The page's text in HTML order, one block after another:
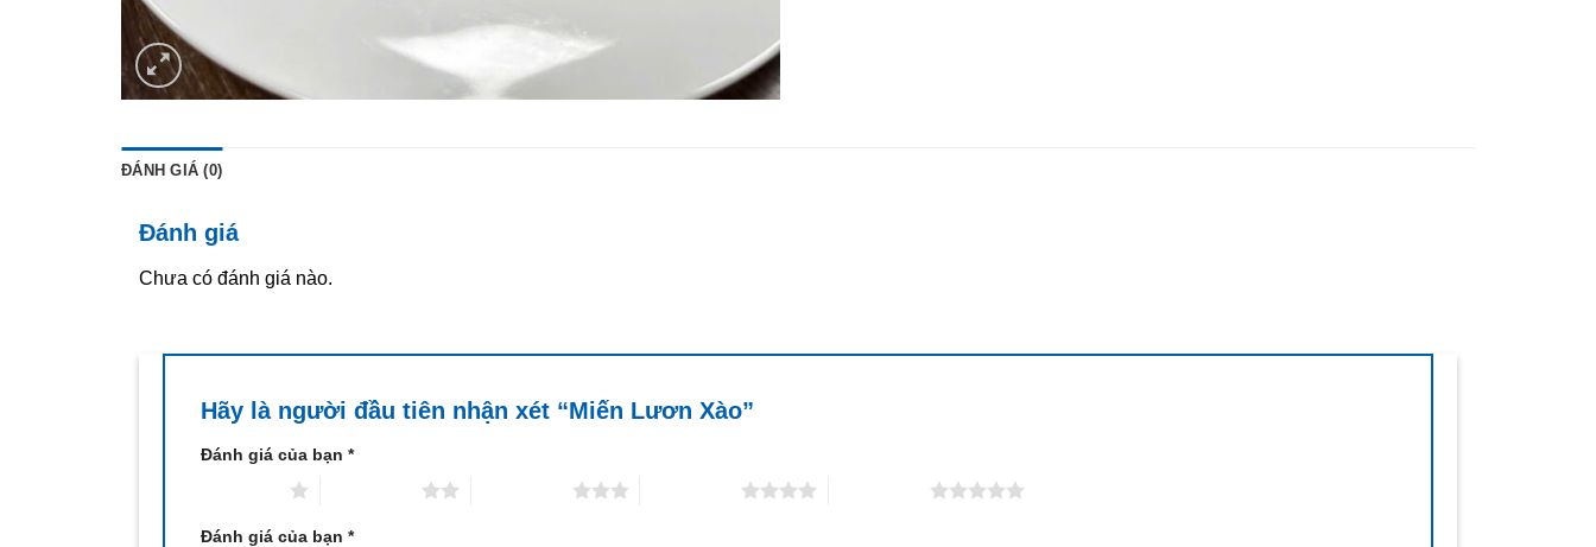
ĐÁNH GIÁ (0)
Đánh giá
Chưa có đánh giá nào.
Hãy là người đầu tiên nhận xét “Miến Lươn Xào”
Đánh giá của bạn *
Đánh giá của bạn *